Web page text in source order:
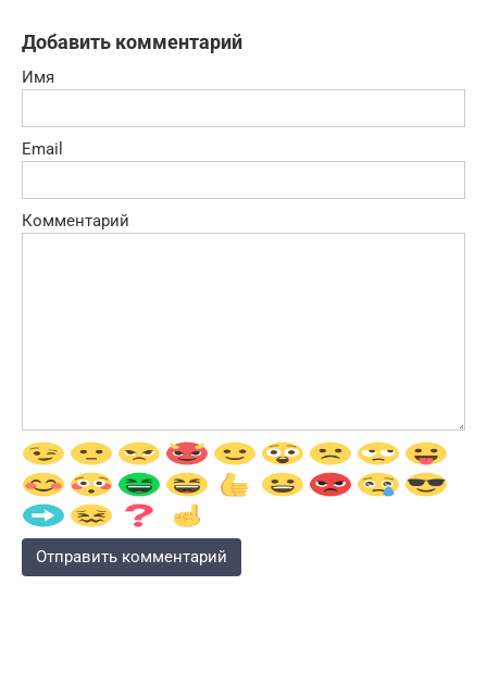
Добавить комментарий
Имя
Email
Комментарий